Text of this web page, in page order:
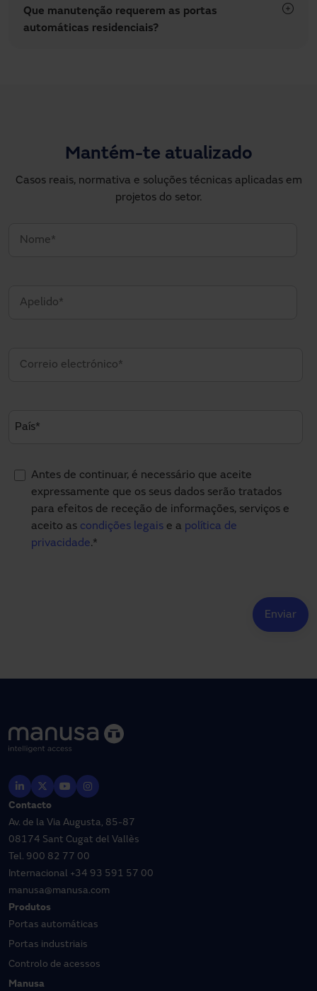
Que manutenção requerem as portas
automáticas residenciais?
Mantém-te atualizado
Casos reais, normativa e soluções técnicas aplicadas em
projetos do setor.
Antes de continuar, é necessário que aceite
expressamente que os seus dados serão tratados
para efeitos de receção de informações, serviços e
aceito as condições legais e a política de
privacidade.*
Contacto
Av. de la Via Augusta, 85-87
08174 Sant Cugat del Vallès
Tel. 900 82 77 00
Internacional +34 93 591 57 00
manusa@manusa.com
Produtos
Portas automáticas
Portas industriais
Controlo de acessos
Manusa